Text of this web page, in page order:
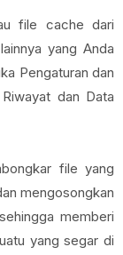
file cache dari
yang Anda
Pengaturan dan
dan Data
file yang
mengosongkan
memberi
yang segar di